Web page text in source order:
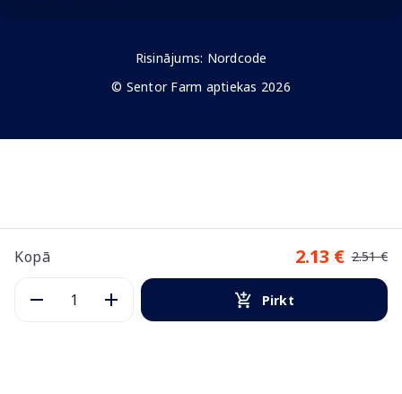
Kopā 2.13 € 2.51 €
Pirkt
Risinājums: Nordcode
© Sentor Farm aptiekas 2026